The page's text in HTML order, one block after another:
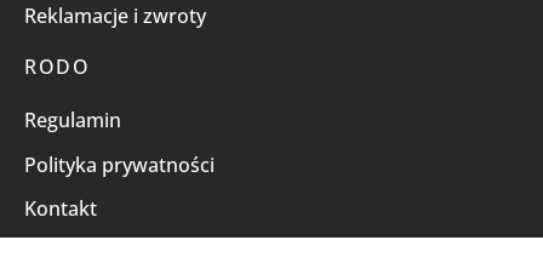
Reklamacje i zwroty
RODO
Regulamin
Polityka prywatności
Kontakt